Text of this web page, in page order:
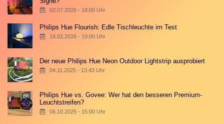
02.07.2026 - 18:00 Uhr
Philips Hue Flourish: Edle Tischleuchte im Test
18.02.2026 - 19:00 Uhr
Der neue Philips Hue Neon Outdoor Lightstrip ausprobiert
04.11.2025 - 13:43 Uhr
Philips Hue vs. Govee: Wer hat den besseren Premium-
Leuchtstreifen?
06.10.2025 - 15:00 Uhr